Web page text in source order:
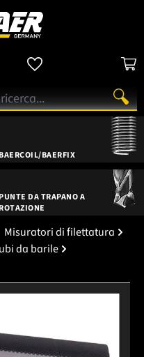
BAERCOIL/BAERFIX
PUNTE DA TRAPANO A
ROTAZIONE
Misuratori di filettatura
da barile